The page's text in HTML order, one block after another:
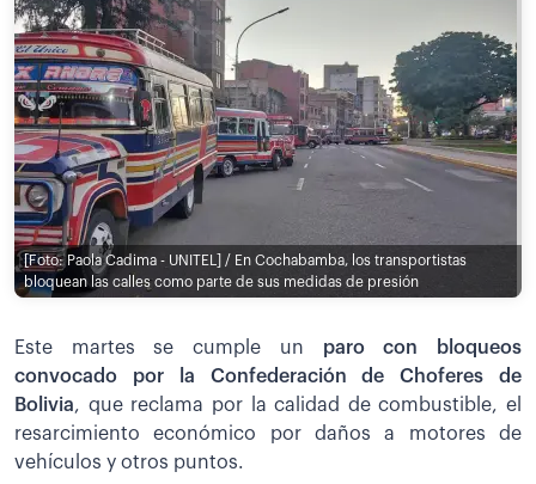
[Foto: Paola Cadima - UNITEL] / En Cochabamba, los transportistas
bloquean las calles como parte de sus medidas de presión
Este martes se cumple un paro con bloqueos
convocado por la Confederación de Choferes de
Bolivia, que reclama por la calidad de combustible, el
resarcimiento económico por daños a motores de
vehículos y otros puntos.